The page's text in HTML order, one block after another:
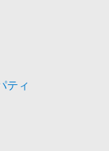
ティ